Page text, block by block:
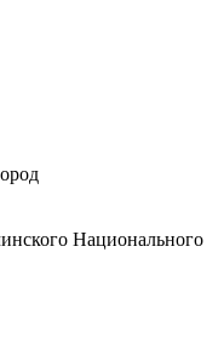
Национального